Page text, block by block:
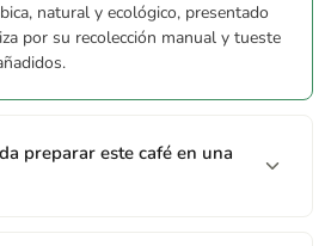
natural y ecológico, presentado
por su recolección manual y tueste
preparar este café en una